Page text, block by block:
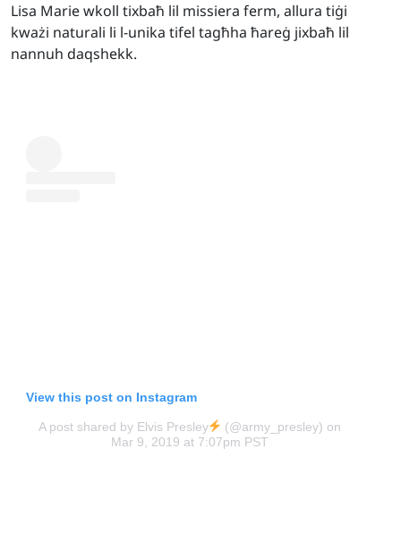
Lisa Marie wkoll tixbaħ lil missiera ferm, allura tiġi
kważi naturali li l-unika tifel tagħha ħareġ jixbaħ lil
nannuh daqshekk.
View this post on Instagram
A post shared by Elvis Presley (@army_presley) on
Mar 9, 2019 at 7:07pm PST